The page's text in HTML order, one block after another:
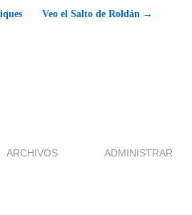
Veo el Salto de Roldán →
ARCHIVOS ADMINISTRAR